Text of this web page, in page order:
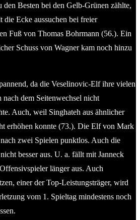
Besten bei den Gelb-Grünen zählte,
Ecke aussuchen bei freier
Fuß von Thomas Bohrmann (56.). Ein
Schuss von Wagner kam noch hinzu
da die Veselinovic-Elf ihre vielen
dem Seitenwechsel nicht
Auch, weil Singhateh aus ähnlicher
erhöhen konnte (73.). Die Elf von Mark
zwei Spielen punktlos. Auch die
besser aus. U. a. fällt mit Janneck
länger aus. Auch
einer der Top-Leistungsträger, wird
vom 1. Spieltag mindestens noch